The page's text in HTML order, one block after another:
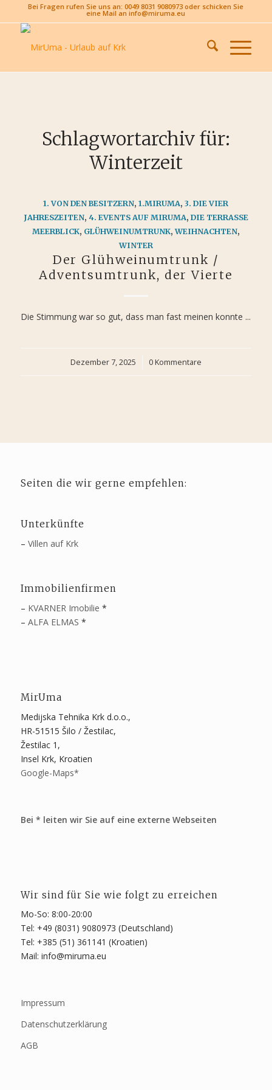
Bei Fragen rufen Sie uns an: 0049 8031 9080973 oder schicken Sie
eine Mail an info@miruma.eu
Schlagwortarchiv für:
Winterzeit
1. VON DEN BESITZERN,1.MIRUMA,3. DIE VIER
JAHRESZEITEN, 4. EVENTS AUF MIRUMA, DIE TERRASSE
MEERBLICK, GLÜHWEINUMTRUNK,WEIHNACHTEN,
WINTER
Der Glühweinumtrunk /
Adventsumtrunk, der Vierte
Die Stimmung war so gut, dass man fast meinen konnte ...
Dezember 7, 2025
/ 0 Kommentare
Seiten die wir gerne empfehlen:
Unterkünfte
– Villen auf Krk
Immobilienfirmen
– KVARNER Imobilie *
– ALFA ELMAS *
MirUma
Medijska Tehnika Krk d.o.o.,
HR-51515 Šilo / Žestilac,
Žestilac 1,
Insel Krk, Kroatien
Google-Maps*
Bei * leiten wir Sie auf eine externe Webseiten
Wir sind für Sie wie folgt zu erreichen
Mo-So: 8:00-20:00
Tel: +49 (8031) 9080973 (Deutschland)
Tel: +385 (51) 361141 (Kroatien)
Mail: info@miruma.eu
Impressum
Datenschutzerklärung
AGB